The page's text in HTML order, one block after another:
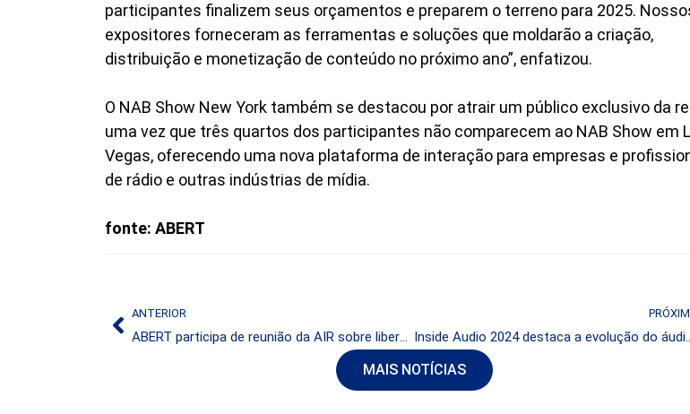
participantes finalizem seus orçamentos e preparem o terreno para 2025.
expositores forneceram as ferramentas e soluções que moldarão a criação,
distribuição e monetização de conteúdo no próximo ano”, enfatizou.
O NAB Show New York também se destacou por atrair um público exclusivo da
uma vez que três quartos dos participantes não comparecem ao NAB Show em
Vegas, oferecendo uma nova plataforma de interação para empresas e
de rádio e outras indústrias de mídia.
fonte: ABERT
ANTERIOR
ABERT participa de reunião da AIR sobre liberdade de expressão Inside Audio 2024 destaca a evolução do
MAIS NOTÍCIAS